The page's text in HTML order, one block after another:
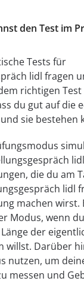
den Test im
Tests für
lidl fragen
richtigen
du gut auf die
sie bestehen
die du am
lidl
machen wirst.
Modus, wenn
der
willst. Darüber
nutzen, um
messen und